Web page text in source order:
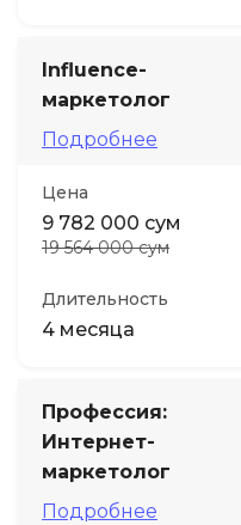
Influence-
маркетолог
Подробнее
Цена
9 782 000 сум
19 564 000 сум
Длительность
4 месяца
Профессия:
Интернет-
маркетолог
Подробнее